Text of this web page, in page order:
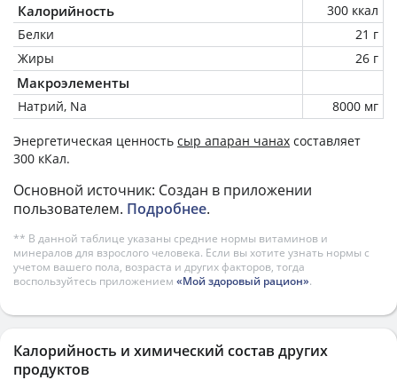
Калорийность
300 ккал
Белки
21 г
Жиры
26 г
Макроэлементы
Натрий, Na 8000 мг
Энергетическая ценность сыр апаран чанах составляет
300 кКал.
Основной источник: Создан в приложении
пользователем. Подробнее.
** В данной таблице указаны средние нормы витаминов и
минералов для взрослого человека. Если вы хотите узнать нормы с
учетом вашего пола, возраста и других факторов, тогда
воспользуйтесь приложением «Мой здоровый рацион».
Калорийность и химический состав других
продуктов